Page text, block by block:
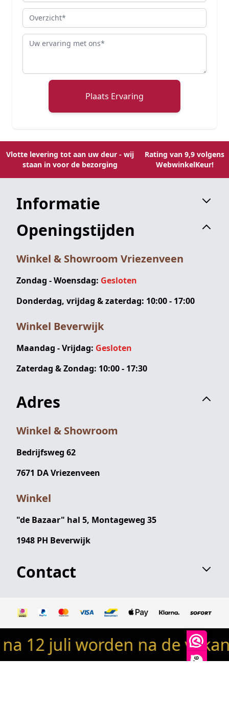
9,9
Overzicht
Review
Plaats Ervaring
Vlotte levering tot aan uw deur - wij
staan in voor de bezorging
Rating van 9,9 volgens
WebwinkelKeur!
Informatie
Openingstijden
Winkel & Showroom Vriezenveen
Zondag - Woensdag: Gesloten
Donderdag, vrijdag & zaterdag: 10:00 - 17:00
Winkel Beverwijk
Maandag - Vrijdag: Gesloten
Zaterdag & Zondag: 10:00 - 17:30
Adres
Winkel & Showroom
Bedrijfsweg 62
7671 DA Vriezenveen
Winkel
"de Bazaar" hal 5, Montageweg 35
1948 PH Beverwijk
Contact
© 2024 Robin's woondeco / robinswoondeco.nl - Alle
rechten voorbehouden
worden na de